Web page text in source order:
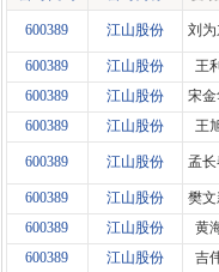
600389 江山股份 刘
600389 江山股份 王利
600389
江山股份 宋
600389
江山股份 王
600389 江山股份 孟
600389 江山股份 樊
600389
江山股份 黄
600389
江山股份 吉